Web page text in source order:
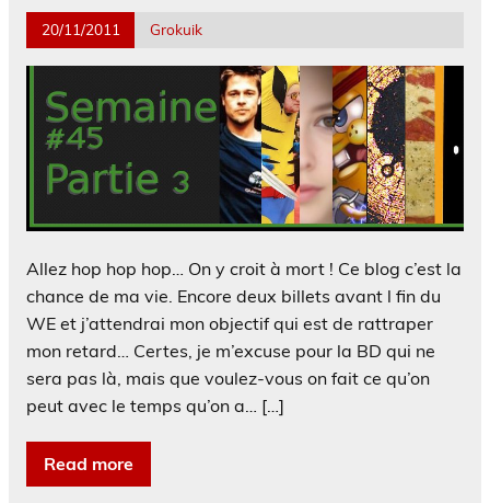
20/11/2011 Grokuik
Allez hop hop hop… On y croit à mort ! Ce blog c’est la
chance de ma vie. Encore deux billets avant l fin du
WE et j’attendrai mon objectif qui est de rattraper
mon retard… Certes, je m’excuse pour la BD qui ne
sera pas là, mais que voulez-vous on fait ce qu’on
peut avec le temps qu’on a… […]
Read more